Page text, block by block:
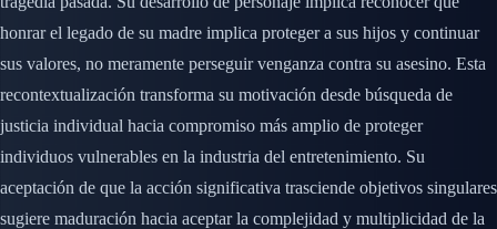
honrar el legado de su madre implica proteger a sus hijos y continuar
sus valores, no meramente perseguir venganza contra su asesino. Esta
recontextualización transforma su motivación desde búsqueda de
justicia individual hacia compromiso más amplio de proteger
individuos vulnerables en la industria del entretenimiento. Su
aceptación de que la acción significativa trasciende objetivos singulares
sugiere maduración hacia aceptar la complejidad y multiplicidad de la